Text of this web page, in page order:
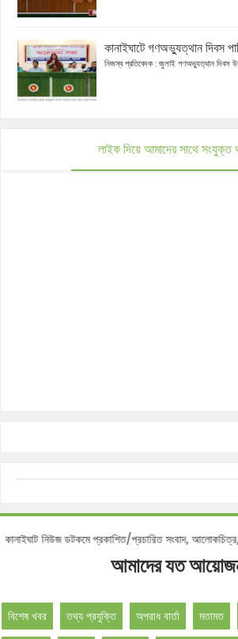
কানাইঘাটে গণঅভ্যুত্থান দিবস
নিজস্ব প্রতিবেদক : জুলাই গণঅভ্যুত্থান দিবস
লাইক দিয়ে আমাদের সাথে সংযুক্ত
:কানাইঘাট নিউজ ডটকমে প্রকাশিত/প্রচারিত সংবাদ,
আমাদের যত
বিশেষ খবর তথ্য প্রযুক্তি অপরাধ বার্তা মতামত